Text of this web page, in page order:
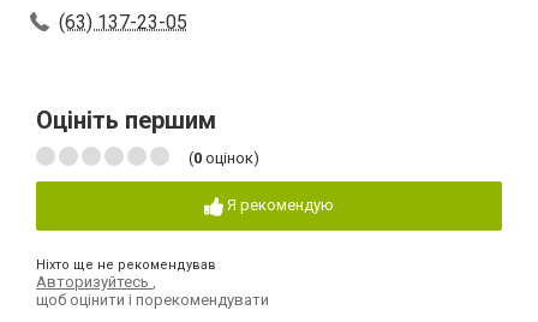
(63) 137-23-05
Оцініть першим
(0 оцінок)
Я рекомендую
Ніхто ще не рекомендував
Авторизуйтесь
щоб оцінити і порекомендувати